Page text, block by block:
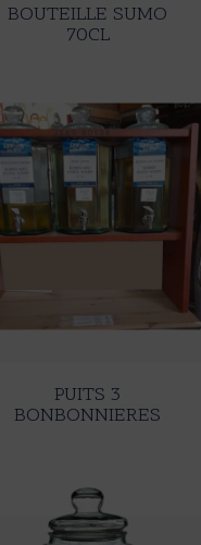
BOUTEILLE SUMO
70CL
PUITS 3
BONBONNIERES